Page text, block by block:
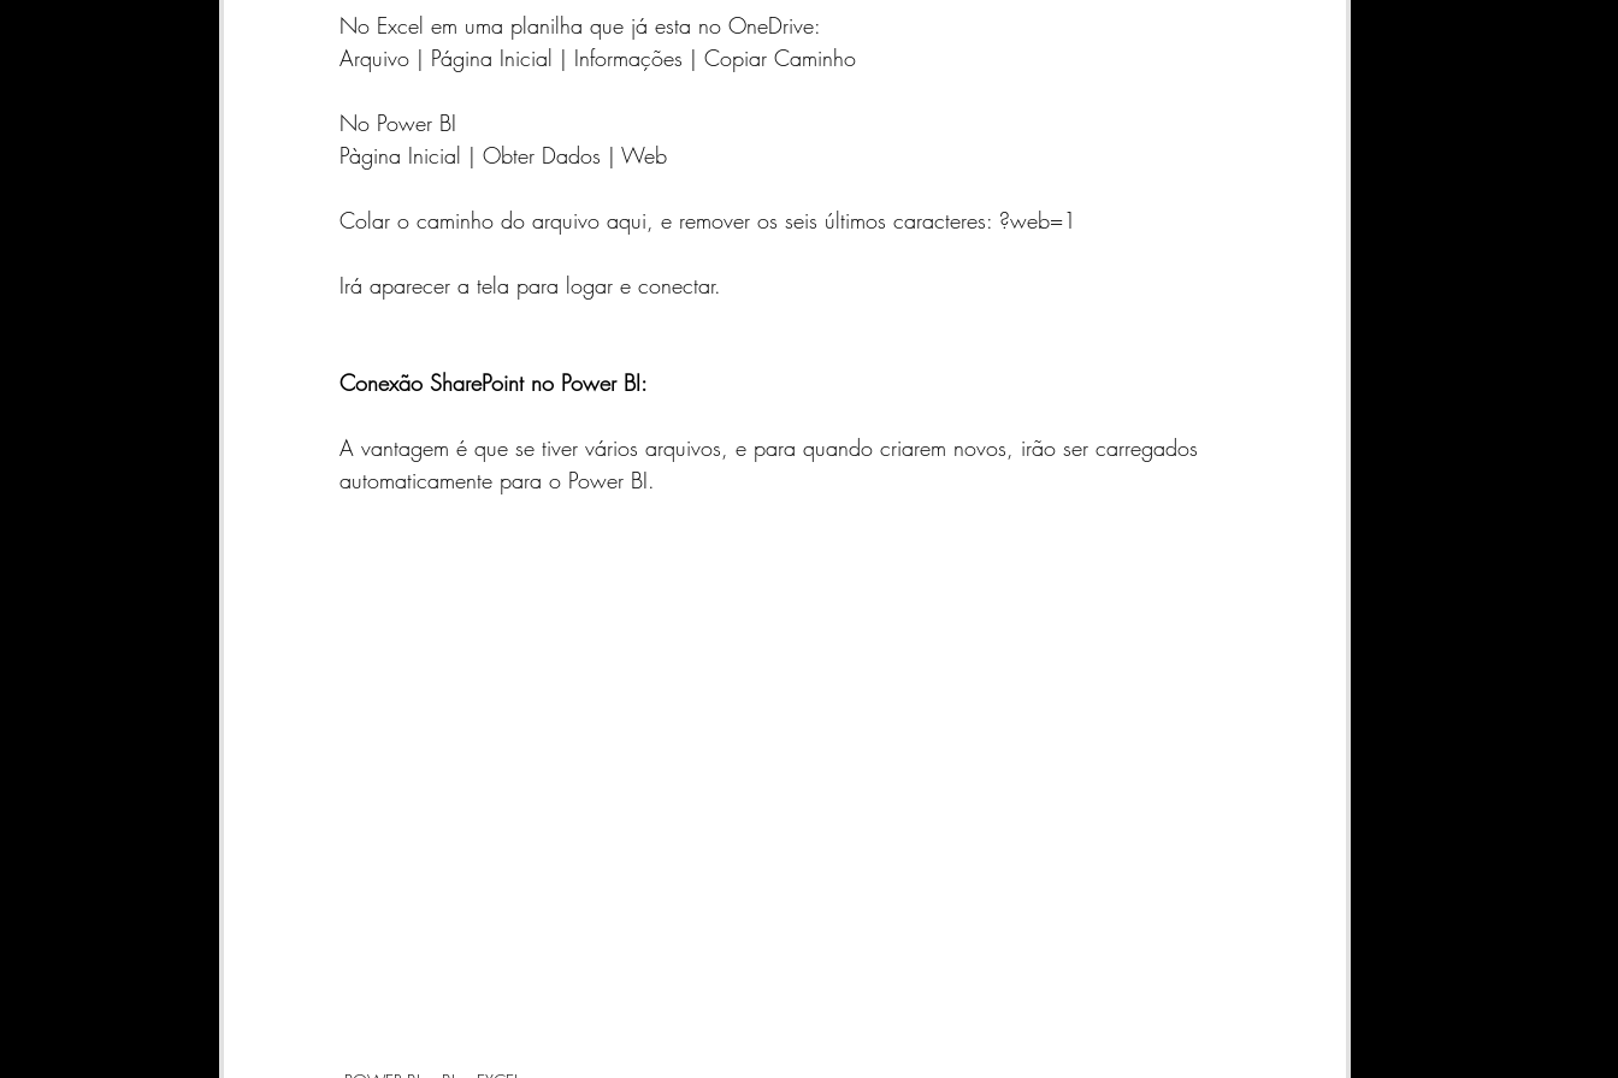
SharePoint INDICADORES e MÉTRICAS JAVASCRIPT
Qlik Sense
DATASCIENCE FABRIC
No Excel em uma planilha que já esta no OneDrive:
Arquivo | Página Inicial | Informações | Copiar Caminho
No Power BI
Pàgina Inicial | Obter Dados | Web
Colar o caminho do arquivo aqui, e remover os seis últimos caracteres: ?web=1
Irá aparecer a tela para logar e conectar.
Conexão SharePoint no Power BI:
A vantagem é que se tiver vários arquivos, e para quando criarem novos, irão ser carregados
automaticamente para o Power BI.